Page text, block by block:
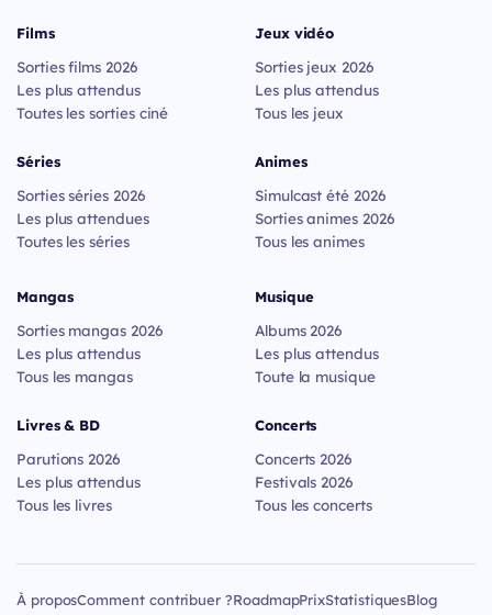
Films
Sorties films 2026
Les plus attendus
Toutes les sorties ciné
Séries
Sorties séries 2026
Les plus attendues
Toutes les séries
Jeux vidéo
Sorties jeux 2026
Les plus attendus
Tous les jeux
Animes
Simulcast été 2026
Sorties animes 2026
Tous les animes
Mangas
Sorties mangas 2026
Les plus attendus
Tous les mangas
Livres & BD
Parutions 2026
Les plus attendus
Tous les livres
Musique
Albums 2026
Les plus attendus
Toute la musique
Concerts
Concerts 2026
Festivals 2026
Tous les concerts
À proposComment contribuer ?RoadmapPrixStatistiquesBlog